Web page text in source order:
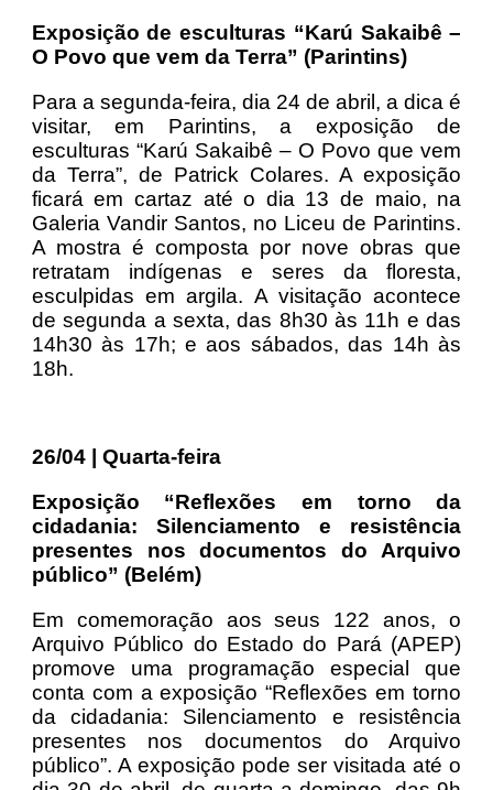
Exposição de esculturas “Karú Sakaibê –
O Povo que vem da Terra” (Parintins)
Para a segunda-feira, dia 24 de abril, a dica é
visitar, em Parintins, a exposição de
esculturas “Karú Sakaibê – O Povo que vem
da Terra”, de Patrick Colares. A exposição
ficará em cartaz até o dia 13 de maio, na
Galeria Vandir Santos, no Liceu de Parintins.
A mostra é composta por nove obras que
retratam indígenas e seres da floresta,
esculpidas em argila. A visitação acontece
de segunda a sexta, das 8h30 às 11h e das
14h30 às 17h; e aos sábados, das 14h às
18h.
26/04 | Quarta-feira
Exposição “Reflexões em torno da
cidadania: Silenciamento e resistência
presentes nos documentos do Arquivo
público” (Belém)
Em comemoração aos seus 122 anos, o
Arquivo Público do Estado do Pará (APEP)
promove uma programação especial que
conta com a exposição “Reflexões em torno
da cidadania: Silenciamento e resistência
presentes nos documentos do Arquivo
público”. A exposição pode ser visitada até o